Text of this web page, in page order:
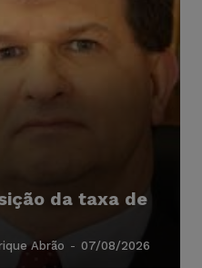
da taxa de
Abrão - 07/08/2026